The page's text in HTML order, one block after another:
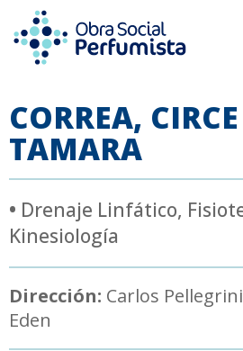
CORREA, CIRCE
TAMARA
• Drenaje Linfático,
Kinesiología
Dirección: Carlos
Eden